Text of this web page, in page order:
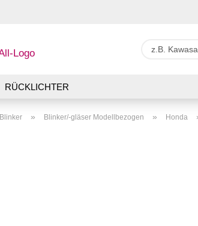
RÜCKLICHTER
Blinker » Blinker/-gläser Modellbezogen » Honda